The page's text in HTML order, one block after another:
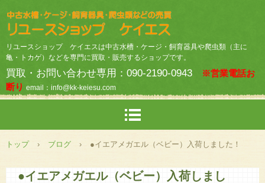
リユースショップ ケイエスは中古水槽・ケージ・飼育器具や爬虫類（主に
亀・トカゲ）などを専門に買取・販売するショップです。
買取・お問い合わせ専用：090-2190-0943
※営業電話お
断り email：info@kk-keiesu.com
トップ › ブログ › ●イエアメガエル（ベビー）入荷しました！
●イエアメガエル（ベビー）入荷しまし